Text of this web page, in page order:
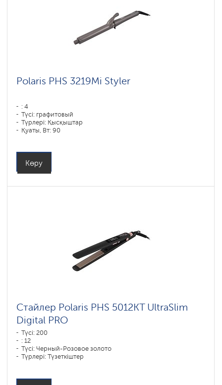
Polaris PHS 3219Mi Styler
: 4
Түсі: графитовый
Түрлері: Қысқыштар
Қуаты, Вт: 90
Көру
Стайлер Polaris PHS 5012KT UltraSlim
Digital PRO
Түсі: 200
: 12
Түсі: Черный-Розовое золото
Түрлері: Түзеткіштер